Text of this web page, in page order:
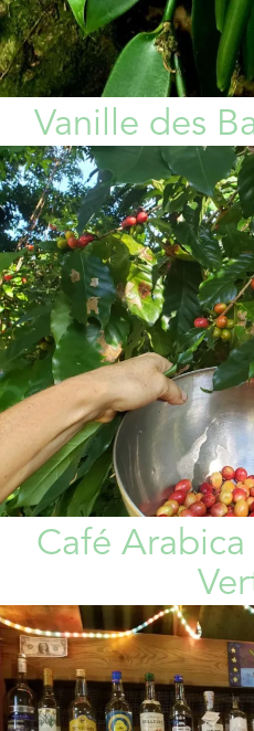
Vanille des
Café Arabica